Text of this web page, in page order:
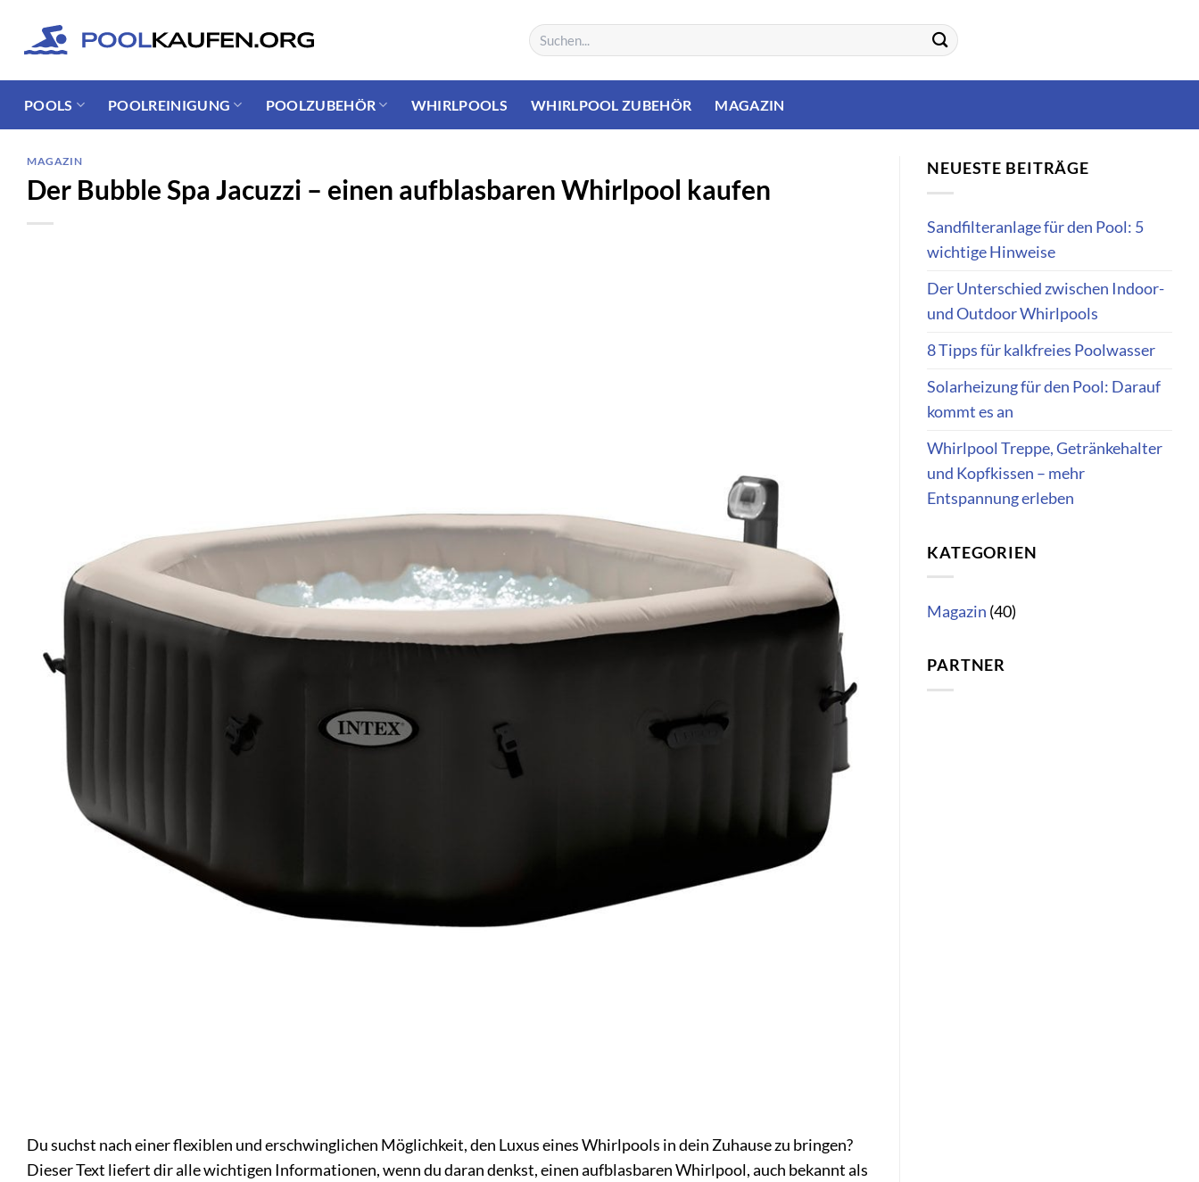
springen
Suchen
nach:
POOLS POOLREINIGUNG POOLZUBEHÖR WHIRLPOOLS WHIRLPOOL ZUBEHÖR MAGAZIN
MAGAZIN
Der Bubble Spa Jacuzzi – einen aufblasbaren Whirlpool kaufen
Du suchst nach einer flexiblen und erschwinglichen Möglichkeit, den Luxus eines Whirlpools in dein Zuhause zu bringen?
Dieser Text liefert dir alle wichtigen Informationen, wenn du daran denkst, einen aufblasbaren Whirlpool, auch bekannt als
NEUESTE BEITRÄGE
Sandfilteranlage für den Pool: 5
wichtige Hinweise
Der Unterschied zwischen Indoor-
und Outdoor Whirlpools
8 Tipps für kalkfreies Poolwasser
Solarheizung für den Pool: Darauf
kommt es an
Whirlpool Treppe, Getränkehalter
und Kopfkissen – mehr
Entspannung erleben
KATEGORIEN
Magazin (40)
PARTNER